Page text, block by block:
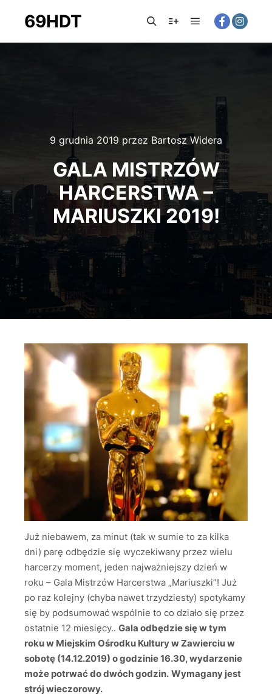
69HDT
9 grudnia 2019 przez Bartosz Widera
GALA MISTRZÓW
HARCERSTWA –
MARIUSZKI 2019!
Już niebawem, za minut (tak w sumie to za kilka
dni) parę odbędzie się wyczekiwany przez wielu
harcerzy moment, jeden najważniejszy dzień w
roku – Gala Mistrzów Harcerstwa „Mariuszki”! Już
po raz kolejny (chyba nawet trzydziesty) spotykamy
się by podsumować wspólnie to co działo się przez
ostatnie 12 miesięcy.. Gala odbędzie się w tym
roku w Miejskim Ośrodku Kultury w Zawierciu w
sobotę (14.12.2019) o godzinie 16.30, wydarzenie
może potrwać do dwóch godzin. Wymagany jest
strój wieczorowy.